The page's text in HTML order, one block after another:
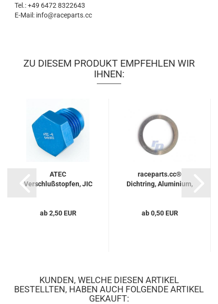
Tel.: +49 6472 8322643
E-Mail: info@raceparts.cc
ZU DIESEM PRODUKT EMPFEHLEN WIR
IHNEN:
ATEC
Verschlußstopfen, JIC
ab 2,50 EUR
raceparts.cc®
Dichtring, Aluminium,
ab 0,50 EUR
KUNDEN, WELCHE DIESEN ARTIKEL
BESTELLTEN, HABEN AUCH FOLGENDE ARTIKEL
GEKAUFT: